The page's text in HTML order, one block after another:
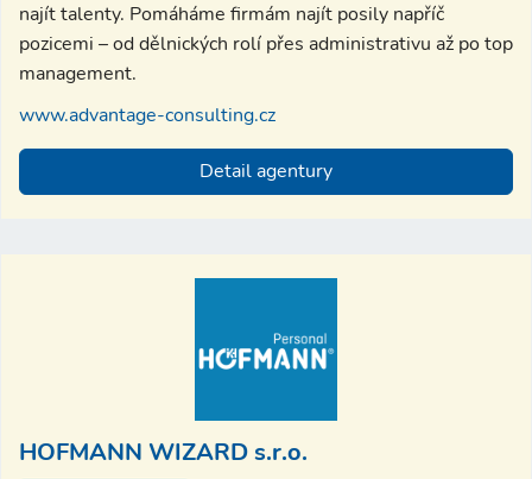
najít talenty. Pomáháme firmám najít posily napříč
pozicemi – od dělnických rolí přes administrativu až po top
management.
www.advantage-consulting.cz
Detail agentury
HOFMANN WIZARD s.r.o.